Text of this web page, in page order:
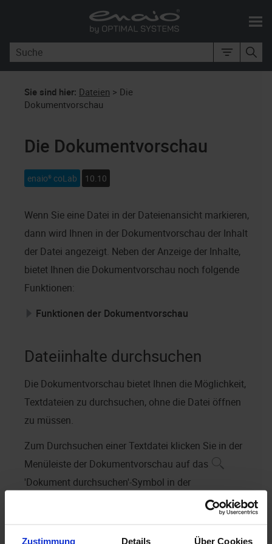
Zustimmung Details Über Cookies
Zu Hauptinhalt springen
Sie sind hier: Dateien > Die
Dokumentvorschau
Die Dokumentvorschau
enaio® coLab 10.10
Wenn Sie eine Datei in der Dateienansicht markieren,
dann wird Ihnen in der Dokumentvorschau der Inhalt
der Datei angezeigt. Neben der Anzeige der Inhalte,
bietet Ihnen die Dokumentvorschau noch folgende
Funktionen:
Funktionen der Dokumentvorschau
Dateiinhalte durchsuchen
Die Dokumentvorschau bietet Ihnen die Möglichkeit,
Textdateien zu durchsuchen, ohne die Datei öffnen
zu müssen.
Zum Durchsuchen einer Textdatei klicken Sie in der
Menüleiste der Dokumentvorschau auf das
'Dokument durchsuchen'-Symbol in der